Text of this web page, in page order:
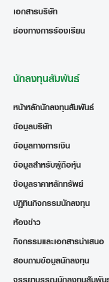
เอกสารบริษัท
ช่องทางการร้องเรียน
นักลงทุนสัมพันธ์
หน้าหลักนักลงทุนสัมพันธ์
ข้อมูลบริษัท
ข้อมูลทางการเงิน
ข้อมูลสำหรับผู้ถือหุ้น
ข้อมูลราคาหลักทรัพย์
ปฏิทินกิจกรรมนักลงทุน
ห้องข่าว
กิจกรรมและเอกสารนำเสนอ
สอบถามข้อมูลนักลงทุน